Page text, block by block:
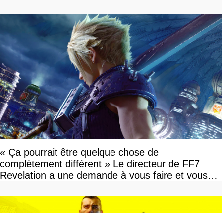
« Ça pourrait être quelque chose de
complètement différent » Le directeur de FF7
Revelation a une demande à vous faire et vous